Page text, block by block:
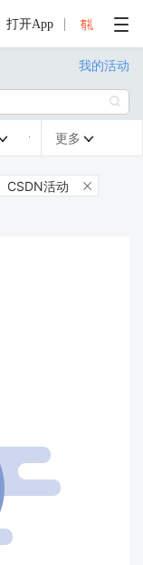
打开App
我的活动

更多 
CSDN活动 